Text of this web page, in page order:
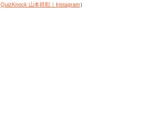
QuizKnock 山本祥彰｜Instagram）